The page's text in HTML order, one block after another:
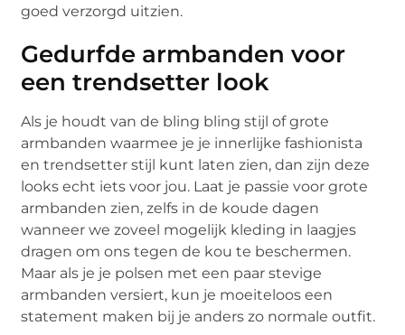
goed verzorgd uitzien.
Gedurfde armbanden voor
een trendsetter look
Als je houdt van de bling bling stijl of grote
armbanden waarmee je je innerlijke fashionista
en trendsetter stijl kunt laten zien, dan zijn deze
looks echt iets voor jou. Laat je passie voor grote
armbanden zien, zelfs in de koude dagen
wanneer we zoveel mogelijk kleding in laagjes
dragen om ons tegen de kou te beschermen.
Maar als je je polsen met een paar stevige
armbanden versiert, kun je moeiteloos een
statement maken bij je anders zo normale outfit.